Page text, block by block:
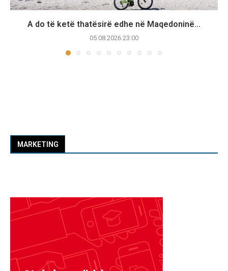
A do të ketë thatësirë edhe në Maqedoninë...
05.08.2026 23:00
MARKETING